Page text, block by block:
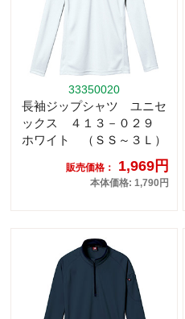
33350020
長袖ジップシャツ ユニセ
ックス ４１３－０２９
ホワイト （ＳＳ～３Ｌ）
販売価格： 1,969円
本体価格: 1,790円